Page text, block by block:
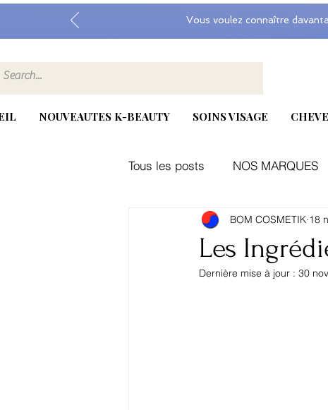
Vous voulez connaître
NOUVEAUTES K-BEAUTY SOINS VISAGE
Tous les posts NOS MARQUES
Kbeauty, exosome, medicube
Les
BOM COSMETIK 18
Dernière mise à jour : 30